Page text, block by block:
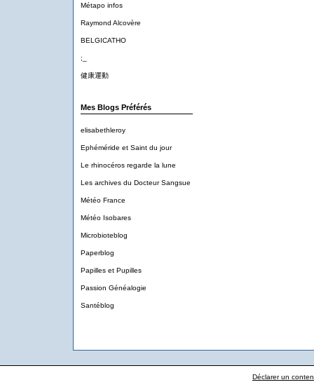
Métapo infos
Raymond Alcovère
BELGICATHO
;_
健康運動
Mes Blogs Préférés
elisabethleroy
Ephéméride et Saint du jour
Le rhinocéros regarde la lune
Les archives du Docteur Sangsue
Météo France
Météo Isobares
Microbioteblog
Paperblog
Papilles et Pupilles
Passion Généalogie
Santéblog
Déclarer un